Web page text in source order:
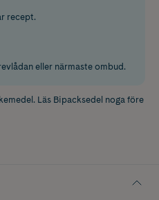
recept.
eller närmaste ombud.
Läs Bipacksedel noga före